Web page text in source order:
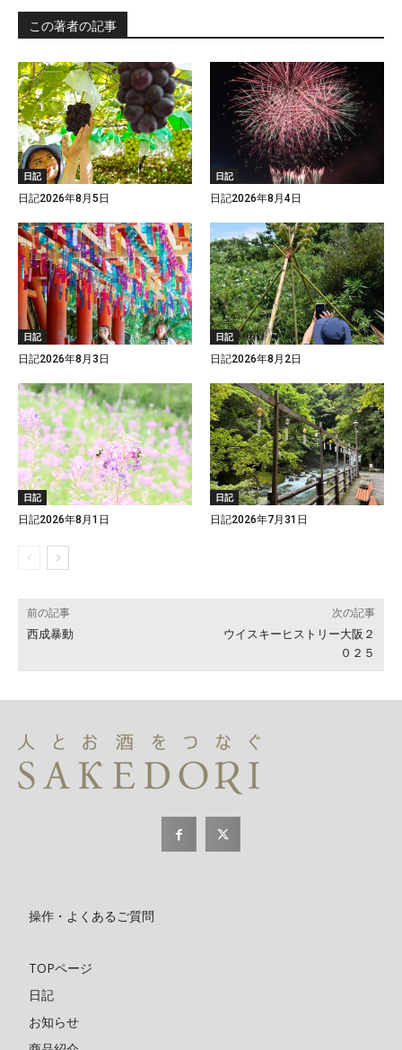
この著者の記事
日記
日記2026年8月5日
日記
日記2026年8月4日
日記
日記2026年8月3日
日記
日記2026年8月2日
日記
日記2026年8月1日
日記
日記2026年7月31日
前の記事
西成暴動
次の記事
ウイスキーヒストリー大阪２
０２５
操作・よくあるご質問
TOPページ
日記
お知らせ